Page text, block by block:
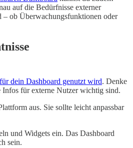
auf die Bedürfnisse externer
– ob Überwachungsfunktionen oder
dein Dashboard genutzt wird. Denke
Infos für externe Nutzer wichtig sind.
aus. Sie sollte leicht anpassbar
und Widgets ein. Das Dashboard
sein.